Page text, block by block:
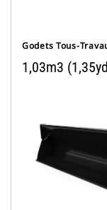
Godets Tous-
1,03m3